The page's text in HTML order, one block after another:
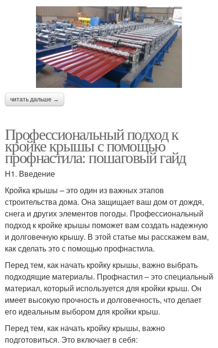
читать дальше →
Профессиональный подход к
кройке крышы с помощью
профнастила: пошаговый гайд
H1. Введение
Кройка крышы – это один из важных этапов
строительства дома. Она защищает ваш дом от дождя,
снега и других элементов погоды. Профессиональный
подход к кройке крышы поможет вам создать надежную
и долговечную крышу. В этой статье мы расскажем вам,
как сделать это с помощью профнастила.
Перед тем, как начать кройку крышы, важно выбрать
подходящие материалы. Профнастил – это специальный
материал, который используется для кройки крыш. Он
имеет высокую прочность и долговечность, что делает
его идеальным выбором для кройки крыш.
Перед тем, как начать кройку крышы, важно
подготовиться. Это включает в себя: